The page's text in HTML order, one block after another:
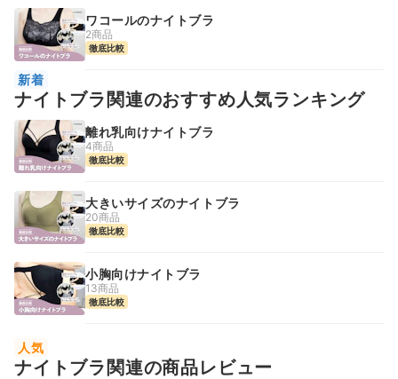
ワコールのナイトブラ
2商品
徹底比較
新着
ナイトブラ関連のおすすめ人気ランキング
離れ乳向けナイトブラ
4商品
徹底比較
大きいサイズのナイトブラ
20商品
徹底比較
小胸向けナイトブラ
13商品
徹底比較
人気
ナイトブラ関連の商品レビュー